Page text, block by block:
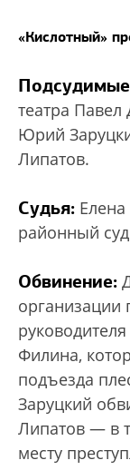
«Кислотный»
театра
Юрий
Липатов.
Судья:
районный
Обвинение:
организации
Филина,
подъезда
Заруцкий
Липатов — в
месту